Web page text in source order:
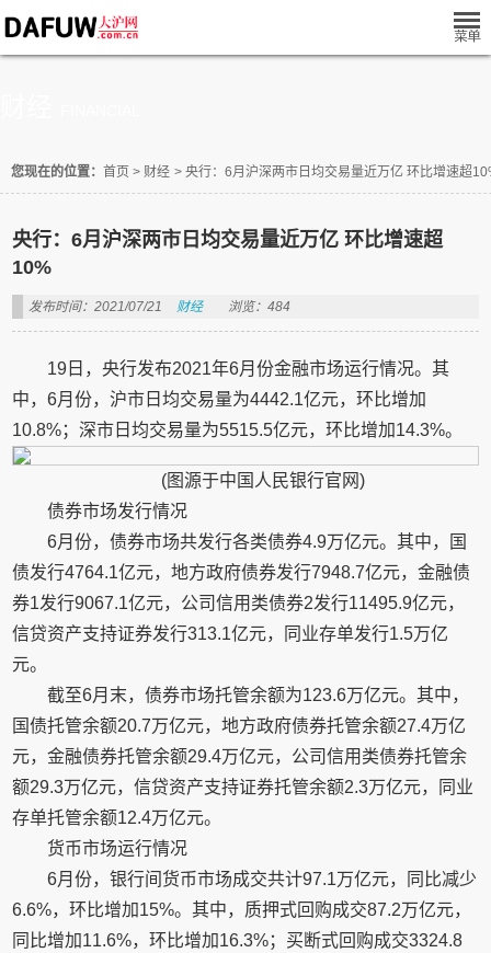
您现在的位置： 首页 > 财经 > 央行：6月沪深两市日均交易量近万亿 环比增速超
​央行：6月沪深两市日均交易量近万亿 环比增速超
10%
发布时间：2021/07/21 财经 浏览：484
19日，央行发布2021年6月份金融市场运行情况。其
中，6月份，沪市日均交易量为4442.1亿元，环比增加
10.8%；深市日均交易量为5515.5亿元，环比增加14.3%。
(图源于中国人民银行官网)
债券市场发行情况
6月份，债券市场共发行各类债券4.9万亿元。其中，国
债发行4764.1亿元，地方政府债券发行7948.7亿元，金融债
券1发行9067.1亿元，公司信用类债券2发行11495.9亿元，
信贷资产支持证券发行313.1亿元，同业存单发行1.5万亿
元。
截至6月末，债券市场托管余额为123.6万亿元。其中，
国债托管余额20.7万亿元，地方政府债券托管余额27.4万亿
元，金融债券托管余额29.4万亿元，公司信用类债券托管余
额29.3万亿元，信贷资产支持证券托管余额2.3万亿元，同业
存单托管余额12.4万亿元。
货币市场运行情况
6月份，银行间货币市场成交共计97.1万亿元，同比减少
6.6%，环比增加15%。其中，质押式回购成交87.2万亿元，
同比增加11.6%，环比增加16.3%；买断式回购成交3324.8